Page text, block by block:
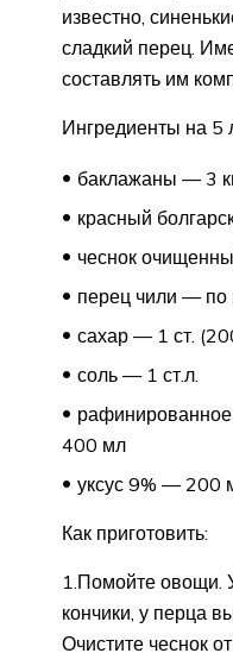
известно,
сладкий перец.
составлять им
Ингредиенты на 5
баклажаны — 3
красный
чеснок
перец чили — по
сахар — 1 ст.
соль — 1 ст.л.
400 мл
уксус 9% — 200
Как приготовить:
1.Помойте овощи.
кончики, у перца
Очистите чеснок